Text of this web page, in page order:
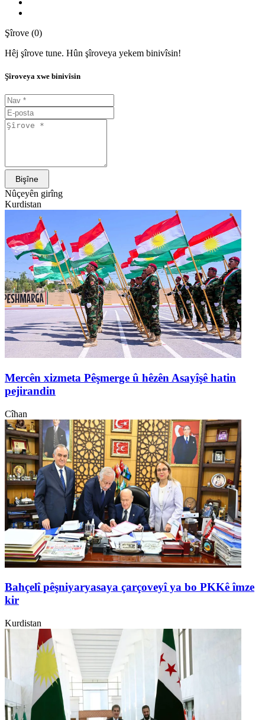
Şîrove (0)
Hêj şîrove tune. Hûn şîroveya yekem binivîsin!
Şîroveya xwe binivîsin
Bişîne
Nûçeyên girîng
Kurdistan
Mercên xizmeta Pêşmerge û hêzên Asayîşê hatin
pejirandin
Cîhan
Bahçelî pêşniyaryasaya çarçoveyî ya bo PKKê îmze
kir
Kurdistan